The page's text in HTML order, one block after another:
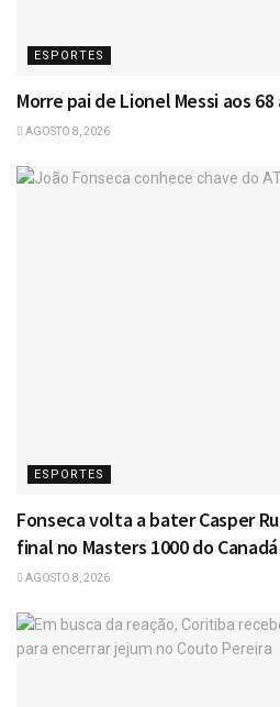
ESPORTES
Morre pai de Lionel Messi aos
AGOSTO 8, 2026
ESPORTES
Fonseca volta a bater Casper
final no Masters 1000 do Canadá
AGOSTO 8, 2026